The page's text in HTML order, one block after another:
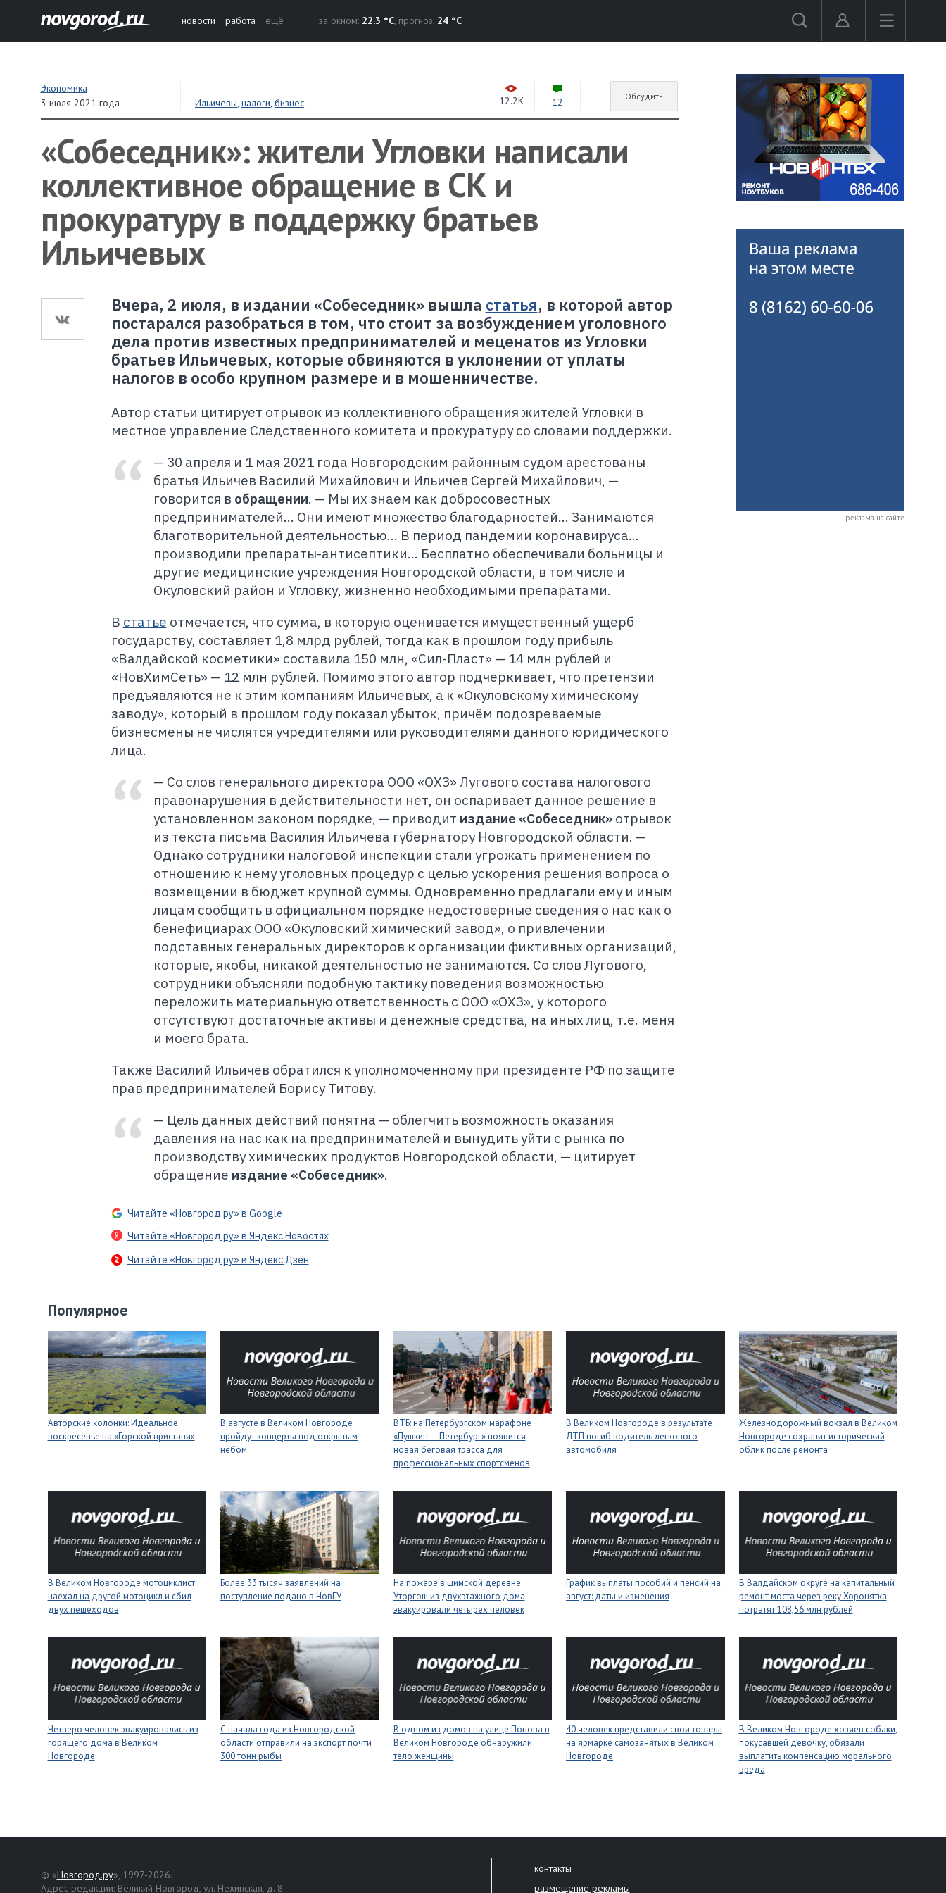
новости работа ещё за окном: 22.3 °C, прогноз: 24 °C
Экономика
3 июля 2021 года
Ильичевы,налоги,бизнес 12.2K 12 Обсудить
«Собеседник»: жители Угловки написали
коллективное обращение в СК и
прокуратуру в поддержку братьев
Ильичевых
Вчера, 2 июля, в издании «Собеседник» вышла статья, в которой автор
постарался разобраться в том, что стоит за возбуждением уголовного
дела против известных предпринимателей и меценатов из Угловки
братьев Ильичевых, которые обвиняются в уклонении от уплаты
налогов в особо крупном размере и в мошенничестве.
Автор статьи цитирует отрывок из коллективного обращения жителей Угловки в
местное управление Следственного комитета и прокуратуру со словами поддержки.
— 30 апреля и 1 мая 2021 года Новгородским районным судом арестованы
братья Ильичев Василий Михайлович и Ильичев Сергей Михайлович, —
говорится в обращении. — Мы их знаем как добросовестных
предпринимателей... Они имеют множество благодарностей... Занимаются
благотворительной деятельностью... В период пандемии коронавируса...
производили препараты-антисептики... Бесплатно обеспечивали больницы и
другие медицинские учреждения Новгородской области, в том числе и
Окуловский район и Угловку, жизненно необходимыми препаратами.
В статье отмечается, что сумма, в которую оценивается имущественный ущерб
государству, составляет 1,8 млрд рублей, тогда как в прошлом году прибыль
«Валдайской косметики» составила 150 млн, «Сил-Пласт» — 14 млн рублей и
«НовХимСеть» — 12 млн рублей. Помимо этого автор подчеркивает, что претензии
предъявляются не к этим компаниям Ильичевых, а к «Окуловскому химическому
заводу», который в прошлом году показал убыток, причём подозреваемые
бизнесмены не числятся учредителями или руководителями данного юридического
лица.
— Со слов генерального директора ООО «ОХЗ» Лугового состава налогового
правонарушения в действительности нет, он оспаривает данное решение в
установленном законом порядке, — приводит издание «Собеседник»отрывок
из текста письма Василия Ильичева губернатору Новгородской области. —
Однако сотрудники налоговой инспекции стали угрожать применением по
отношению к нему уголовных процедур с целью ускорения решения вопроса о
возмещении в бюджет крупной суммы. Одновременно предлагали ему и иным
лицам сообщить в официальном порядке недостоверные сведения о нас как о
бенефициарах ООО «Окуловский химический завод», о привлечении
подставных генеральных директоров к организации фиктивных организаций,
которые, якобы, никакой деятельностью не занимаются. Со слов Лугового,
сотрудники объясняли подобную тактику поведения возможностью
переложить материальную ответственность с ООО «ОХЗ», у которого
отсутствуют достаточные активы и денежные средства, на иных лиц, т.е. меня
и моего брата.
Также Василий Ильичев обратился к уполномоченному при президенте РФ по защите
прав предпринимателей Борису Титову.
— Цель данных действий понятна — облегчить возможность оказания
давления на нас как на предпринимателей и вынудить уйти с рынка по
производству химических продуктов Новгородской области, — цитирует
обращение издание «Собеседник».
Читайте «Новгород.ру» в Google
Читайте «Новгород.ру» в Яндекс.Новостях
Читайте «Новгород.ру» в Яндекс.Дзен
реклама на сайте
Популярное
Авторские колонки: Идеальное
воскресенье на «Горской пристани»
В августе в Великом Новгороде
пройдут концерты под открытым
небом
ВТБ: на Петербургском марафоне
«Пушкин — Петербург» появится
новая беговая трасса для
профессиональных спортсменов
В Великом Новгороде в результате
ДТП погиб водитель легкового
автомобиля
Железнодорожный вокзал в Великом
Новгороде сохранит исторический
облик после ремонта
В Великом Новгороде мотоциклист
наехал на другой мотоцикл и сбил
двух пешеходов
Более 33 тысяч заявлений на
поступление подано в НовГУ
На пожаре в шимской деревне
Уторгош из двухэтажного дома
эвакуировали четырёх человек
График выплаты пособий и пенсий на
август: даты и изменения
В Валдайском округе на капитальный
ремонт моста через реку Хоронятка
потратят 108,56 млн рублей
Четверо человек эвакуировались из
горящего дома в Великом
Новгороде
С начала года из Новгородской
области отправили на экспорт почти
300 тонн рыбы
В одном из домов на улице Попова в
Великом Новгороде обнаружили
тело женщины
40 человек представили свои товары
на ярмарке самозанятых в Великом
Новгороде
В Великом Новгороде хозяев собаки,
покусавшей девочку, обязали
выплатить компенсацию морального
вреда
© «Новгород.ру», 1997-2026.
Адрес редакции: Великий Новгород, ул. Нехинская, д. 8
контакты
размещение рекламы